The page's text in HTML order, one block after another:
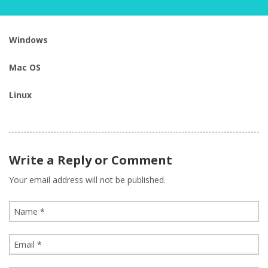
Windows
Mac OS
Linux
Write a Reply or Comment
Your email address will not be published.